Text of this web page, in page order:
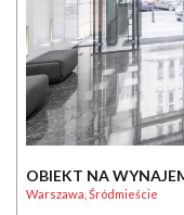
OBIEKT NA
Warszawa, Śródmieście